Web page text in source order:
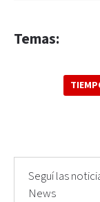
Temas:
Seguí las
News